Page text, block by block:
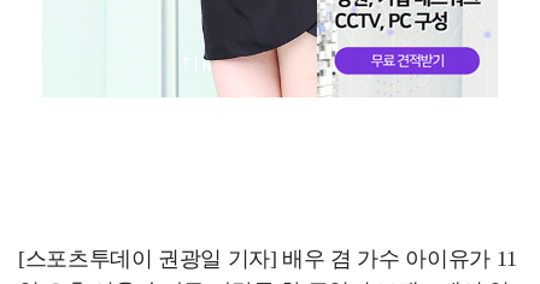
[스포츠투데이 권광일 기자] 배우 겸 가수 아이유가 11